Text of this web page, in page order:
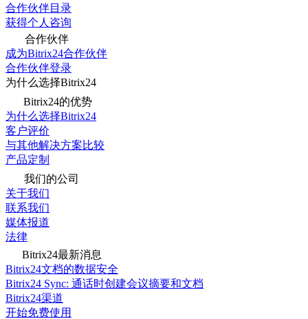
合作伙伴目录
获得个人咨询
合作伙伴
成为Bitrix24合作伙伴
合作伙伴登录
为什么选择Bitrix24
Bitrix24的优势
为什么选择Bitrix24
客户评价
与其他解决方案比较
产品定制
我们的公司
关于我们
联系我们
媒体报道
法律
Bitrix24最新消息
Bitrix24文档的数据安全
Bitrix24 Sync: 通话时创建会议摘要和文档
Bitrix24渠道
开始免费使用